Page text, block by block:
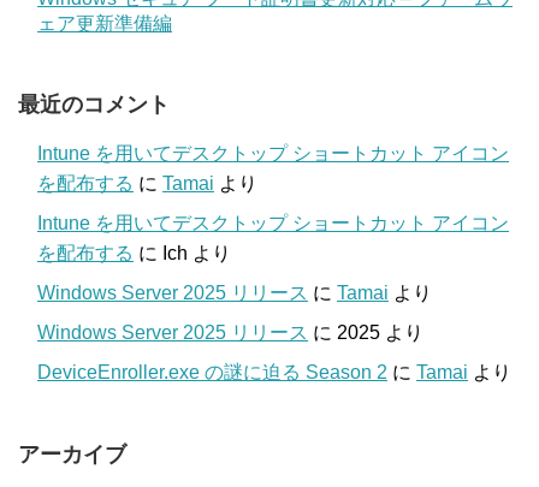
ェア更新準備編
最近のコメント
Intune を用いてデスクトップ ショートカット アイコン
を配布する に Tamai より
Intune を用いてデスクトップ ショートカット アイコン
を配布する に Ich より
Windows Server 2025 リリース に Tamai より
Windows Server 2025 リリース に 2025 より
DeviceEnroller.exe の謎に迫る Season 2 に Tamai より
アーカイブ